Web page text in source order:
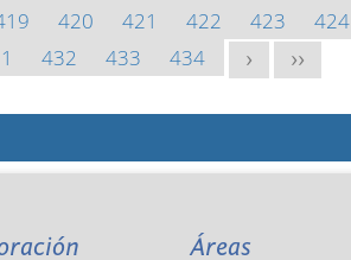
420 421 422 423 424
432 433 434 > >>
Áreas